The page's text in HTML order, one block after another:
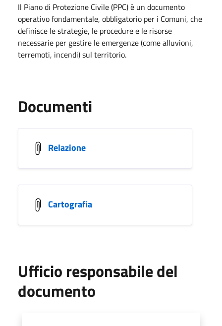
Il Piano di Protezione Civile (PPC) è un documento
operativo fondamentale, obbligatorio per i Comuni, che
definisce le strategie, le procedure e le risorse
necessarie per gestire le emergenze (come alluvioni,
terremoti, incendi) sul territorio.
Documenti
Relazione
Cartografia
Ufficio responsabile del
documento